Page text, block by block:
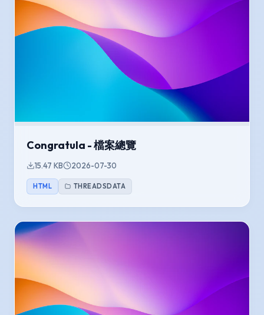
Congratula - 檔案總覽
15.47 KB 2026-07-30
HTML THREADSDATA